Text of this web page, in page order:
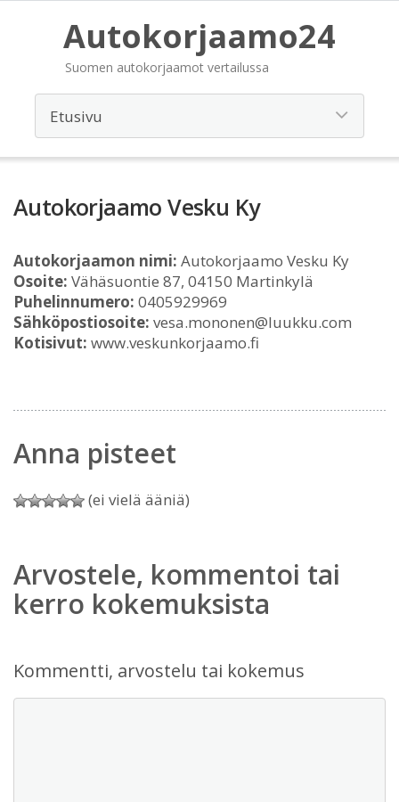
Autokorjaamo24
Suomen autokorjaamot vertailussa
Autokorjaamo Vesku Ky
Autokorjaamon nimi: Autokorjaamo Vesku Ky
Osoite: Vähäsuontie 87, 04150 Martinkylä
Puhelinnumero: 0405929969
Sähköpostiosoite: vesa.mononen@luukku.com
Kotisivut: www.veskunkorjaamo.fi
Anna pisteet
(ei vielä ääniä)
Arvostele, kommentoi tai
kerro kokemuksista
Kommentti, arvostelu tai kokemus